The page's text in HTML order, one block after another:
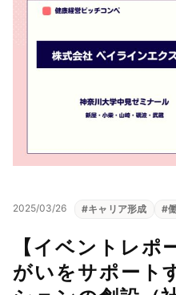
2025/03/26 #キャリア形成 #
【イベントレポ
がいをサポート